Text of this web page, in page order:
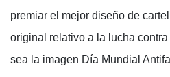
premiar el mejor diseño de
original relativo a la lucha
sea la imagen Día Mundial